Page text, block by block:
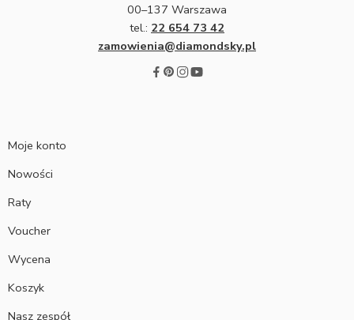
00–137 Warszawa
tel.: 22 654 73 42
zamowienia@diamondsky.pl
Moje konto
Nowości
Raty
Voucher
Wycena
Koszyk
Nasz zespół